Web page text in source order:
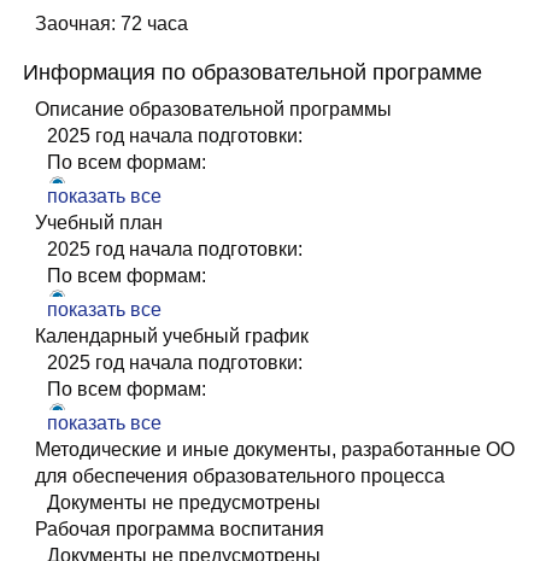
Заочная: 72 часа
Информация по образовательной программе
Описание образовательной программы
2025 год начала подготовки:
По всем формам:
УП+УТП Правила отбора проб патологического
материала, пищевого сырья, продуктов для
проведения ветеринарно-санитарных исследований
ОПОП Правила отбора проб патологического
материала, пищевого сырья, продуктов для
проведения ветеринарно-санитарных исследований
По всем годам:
Заочная:
показать все
Учебный план
2025 год начала подготовки:
По всем формам:
УП+УТП Правила отбора проб патологического
материала, пищевого сырья, продуктов для
проведения ветеринарно-санитарных исследований
ОПОП Правила отбора проб патологического
материала, пищевого сырья, продуктов для
проведения ветеринарно-санитарных исследований
2024 год начала подготовки:
Заочная:
УП_УТП Правила отбора проб 2024
2023 год начала подготовки:
показать все
Календарный учебный график
2025 год начала подготовки:
По всем формам:
УП+УТП Правила отбора проб патологического
материала, пищевого сырья, продуктов для
проведения ветеринарно-санитарных исследований
ОПОП Правила отбора проб патологического
материала, пищевого сырья, продуктов для
проведения ветеринарно-санитарных исследований
показать все
Методические и иные документы, разработанные ОО
для обеспечения образовательного процесса
Документы не предусмотрены
Рабочая программа воспитания
Документы не предусмотрены